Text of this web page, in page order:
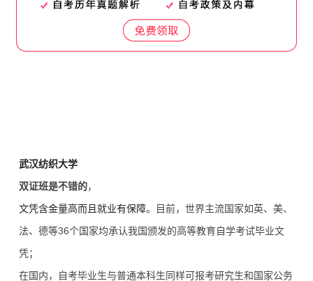
武汉纺织大学
双证班是不错的，
文凭含金量高而且就业有保障。目前，世界主流国家如英、美、
法、德等36个国家均承认我国颁发的高等教育自学考试毕业文
凭；
在国内，自考毕业生与普通本科生同样可报考研究生和国家公务